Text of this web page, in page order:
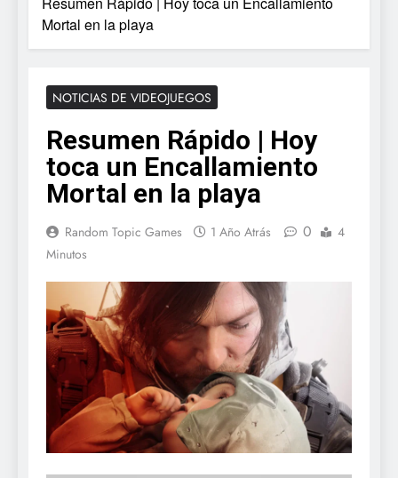
Mortal en la playa
NOTICIAS DE VIDEOJUEGOS
Resumen Rápido | Hoy
toca un Encallamiento
Mortal en la playa
Random Topic Games 1 Año Atrás 0
4
Minutos